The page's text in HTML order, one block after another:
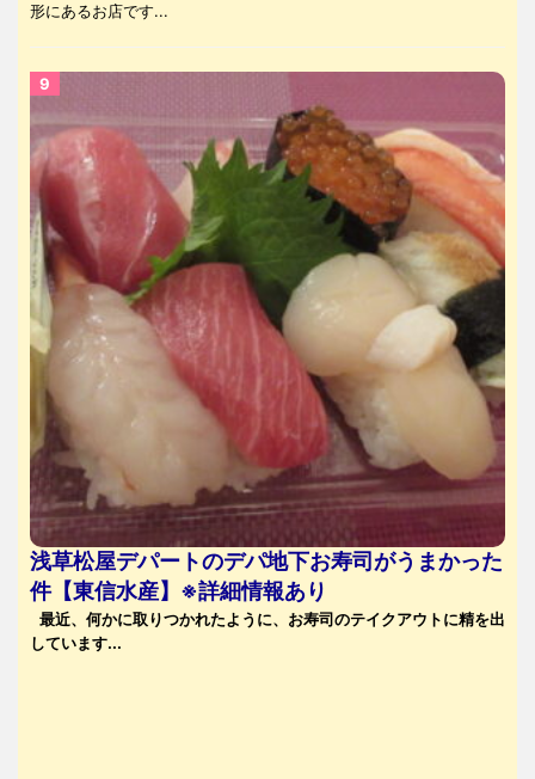
形にあるお店です...
浅草松屋デパートのデパ地下お寿司がうまかった
件【東信水産】※詳細情報あり
最近、何かに取りつかれたように、お寿司のテイクアウトに精を出
しています...